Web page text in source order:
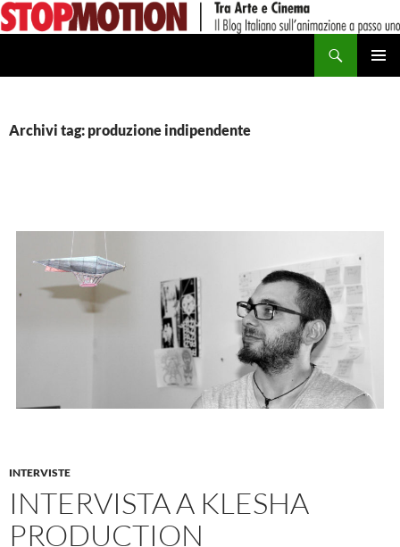
Vai
al
Archivi tag: produzione indipendente
INTERVISTE
INTERVISTA A KLESHA
PRODUCTION